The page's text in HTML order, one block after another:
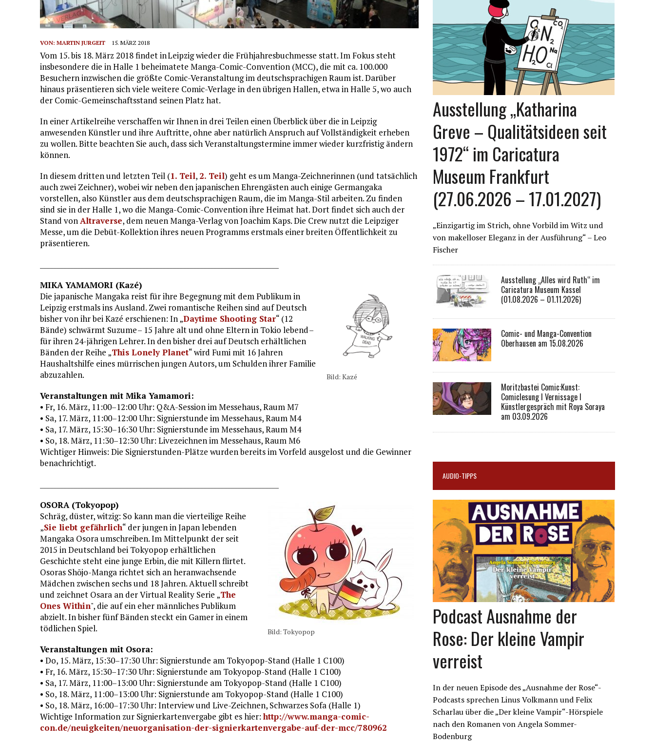
VON: MARTIN JURGEIT 15. MÄRZ 2018
Vom 15. bis 18. März 2018 findet in Leipzig wieder die Frühjahresbuchmesse statt. Im Fokus steht
insbesondere die in Halle 1 beheimatete Manga-Comic-Convention (MCC), die mit ca. 100.000
Besuchern inzwischen die größte Comic-Veranstaltung im deutschsprachigen Raum ist. Darüber
hinaus präsentieren sich viele weitere Comic-Verlage in den übrigen Hallen, etwa in Halle 5, wo auch
der Comic-Gemeinschaftsstand seinen Platz hat.
In einer Artikelreihe verschaffen wir Ihnen in drei Teilen einen Überblick über die in Leipzig
anwesenden Künstler und ihre Auftritte, ohne aber natürlich Anspruch auf Vollständigkeit erheben
zu wollen. Bitte beachten Sie auch, dass sich Veranstaltungstermine immer wieder kurzfristig ändern
können.
In diesem dritten und letzten Teil (1. Teil, 2. Teil) geht es um Manga-Zeichnerinnen (und tatsächlich
auch zwei Zeichner), wobei wir neben den japanischen Ehrengästen auch einige Germangaka
vorstellen, also Künstler aus dem deutschsprachigen Raum, die im Manga-Stil arbeiten. Zu finden
sind sie in der Halle 1, wo die Manga-Comic-Convention ihre Heimat hat. Dort findet sich auch der
Stand vonAltraverse, dem neuen Manga-Verlag von Joachim Kaps. Die Crew nutzt die Leipziger
Messe, um die Debüt-Kollektion ihres neuen Programms erstmals einer breiten Öffentlichkeit zu
präsentieren.
Bild: Kazé
MIKA YAMAMORI (Kazé)
Die japanische Mangaka reist für ihre Begegnung mit dem Publikum in
Leipzig erstmals ins Ausland. Zwei romantische Reihen sind auf Deutsch
bisher von ihr bei Kazé erschienen: In „Daytime Shooting Star“ (12
Bände) schwärmt Suzume – 15 Jahre alt und ohne Eltern in Tokio lebend –
für ihren 24-jährigen Lehrer. In den bisher drei auf Deutsch erhältlichen
Bänden der Reihe „This Lonely Planet“ wird Fumi mit 16 Jahren
Haushaltshilfe eines mürrischen jungen Autors, um Schulden ihrer Familie
abzuzahlen.
Veranstaltungen mit Mika Yamamori:
• Fr, 16. März, 11:00–12:00 Uhr: Q&A-Session im Messehaus, Raum M7
• Sa, 17. März, 11:00–12:00 Uhr: Signierstunde im Messehaus, Raum M4
• Sa, 17. März, 15:30–16:30 Uhr: Signierstunde im Messehaus, Raum M4
• So, 18. März, 11:30–12:30 Uhr: Livezeichnen im Messehaus, Raum M6
Wichtiger Hinweis: Die Signierstunden-Plätze wurden bereits im Vorfeld ausgelost und die Gewinner
benachrichtigt.
Bild: Tokyopop
OSORA (Tokyopop)
Schräg, düster, witzig: So kann man die vierteilige Reihe
„Sie liebt gefährlich“ der jungen in Japan lebenden
Mangaka Osora umschreiben. Im Mittelpunkt der seit
2015 in Deutschland bei Tokyopop erhältlichen
Geschichte steht eine junge Erbin, die mit Killern flirtet.
Osoras Shōjo-Manga richtet sich an heranwachsende
Mädchen zwischen sechs und 18 Jahren. Aktuell schreibt
und zeichnet Osara an der Virtual Reality Serie „The
Ones Within", die auf ein eher männliches Publikum
abzielt. In bisher fünf Bänden steckt ein Gamer in einem
tödlichen Spiel.
Veranstaltungen mit Osora:
• Do, 15. März, 15:30–17:30 Uhr: Signierstunde am Tokyopop-Stand (Halle 1 C100)
• Fr, 16. März, 15:30–17:30 Uhr: Signierstunde am Tokyopop-Stand (Halle 1 C100)
• Sa, 17. März, 11:00–13:00 Uhr: Signierstunde am Tokyopop-Stand (Halle 1 C100)
• So, 18. März, 11:00–13:00 Uhr: Signierstunde am Tokyopop-Stand (Halle 1 C100)
• So, 18. März, 16:00–17:30 Uhr: Interview und Live-Zeichnen, Schwarzes Sofa (Halle 1)
Wichtige Information zur Signierkartenvergabe gibt es hier:http://www.manga-comic-
con.de/neuigkeiten/neuorganisation-der-signierkartenvergabe-auf-der-mcc/780962
Ausstellung „Katharina
Greve – Qualitätsideen seit
1972“ im Caricatura
Museum Frankfurt
(27.06.2026 – 17.01.2027)
„Einzigartig im Strich, ohne Vorbild im Witz und
von makelloser Eleganz in der Ausführung“ – Leo
Fischer
Ausstellung „Alles wird Ruth“ im
Caricatura Museum Kassel
(01.08.2026 – 01.11.2026)
Comic- und Manga-Convention
Oberhausen am 15.08.2026
Moritzbastei Comic:Kunst:
Comiclesung I Vernissage I
Künstlergespräch mit Roya Soraya
am 03.09.2026
AUDIO-TIPPS
Podcast Ausnahme der
Rose: Der kleine Vampir
verreist
In der neuen Episode des „Ausnahme der Rose“-
Podcasts sprechen Linus Volkmann und Felix
Scharlau über die „Der kleine Vampir“-Hörspiele
nach den Romanen von Angela Sommer-
Bodenburg